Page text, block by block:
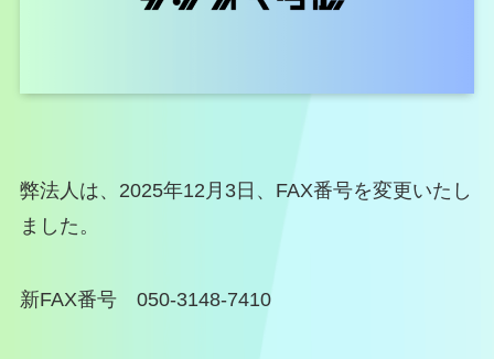
弊法人は、2025年12月3日、FAX番号を変更いたし
ました。
新FAX番号 050-3148-7410